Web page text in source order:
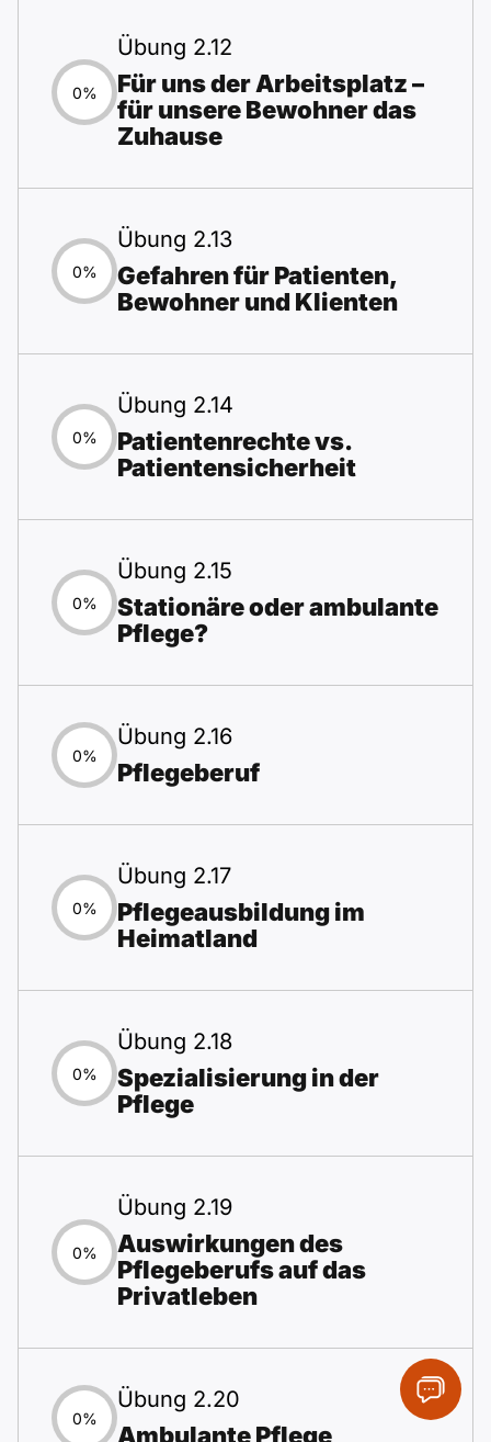
0%
Übung 2.12
Für uns der Arbeitsplatz –
für unsere Bewohner das
Zuhause
0%
Übung 2.13
Gefahren für Patienten,
Bewohner und Klienten
0%
Übung 2.14
Patientenrechte vs.
Patientensicherheit
0%
Übung 2.15
Stationäre oder ambulante
Pflege?
0%
Übung 2.16
Pflegeberuf
0%
Übung 2.17
Pflegeausbildung im
Heimatland
0%
Übung 2.18
Spezialisierung in der
Pflege
0%
Übung 2.19
Auswirkungen des
Pflegeberufs auf das
Privatleben
0%
Übung 2.20
Ambulante Pflege